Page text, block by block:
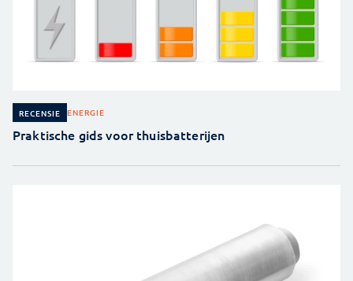
RECENSIE ENERGIE
Praktische gids voor thuisbatterijen